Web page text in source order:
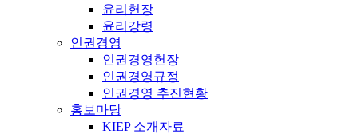
윤리헌장
윤리강령
인권경영
인권경영헌장
인권경영규정
인권경영 추진현황
홍보마당
KIEP 소개자료